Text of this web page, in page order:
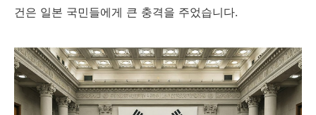
건은 일본 국민들에게 큰 충격을 주었습니다.